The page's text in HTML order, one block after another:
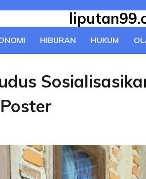
HIBURAN HUKUM